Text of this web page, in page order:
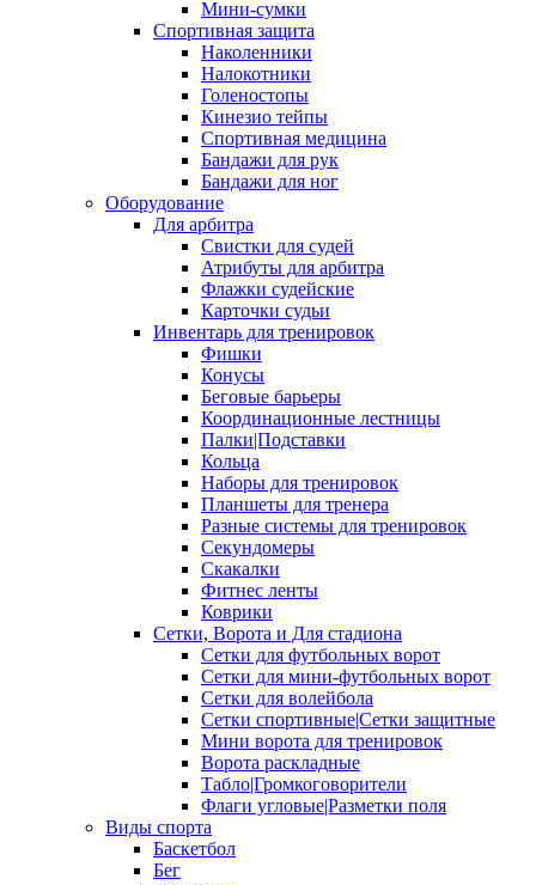
Мини-сумки
Спортивная защита
Наколенники
Налокотники
Голеностопы
Кинезио тейпы
Спортивная медицина
Бандажи для рук
Бандажи для ног
Оборудование
Для арбитра
Свистки для судей
Атрибуты для арбитра
Флажки судейские
Карточки судьи
Инвентарь для тренировок
Фишки
Конусы
Беговые барьеры
Координационные лестницы
Палки|Подставки
Кольца
Наборы для тренировок
Планшеты для тренера
Разные системы для тренировок
Секундомеры
Скакалки
Фитнес ленты
Коврики
Сетки, Ворота и Для стадиона
Сетки для футбольных ворот
Сетки для мини-футбольных ворот
Сетки для волейбола
Сетки спортивные|Сетки защитные
Мини ворота для тренировок
Ворота раскладные
Табло|Громкоговорители
Флаги угловые|Разметки поля
Виды спорта
Баскетбол
Бег